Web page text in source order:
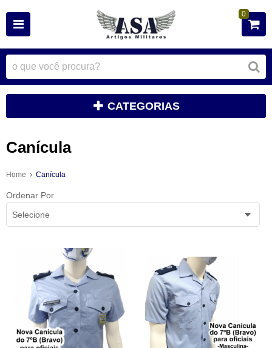
0
CATEGORIAS
Canícula
Home Canícula
Ordenar Por
Selecione